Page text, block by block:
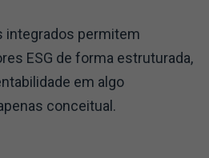
integrados permitem
ESG de forma estruturada,
em algo
conceitual.